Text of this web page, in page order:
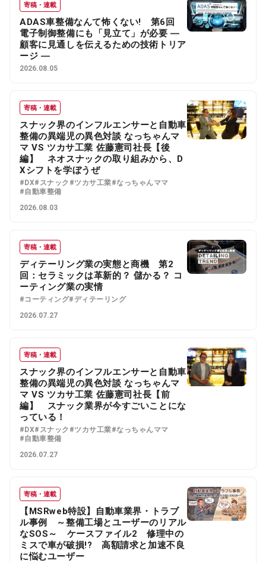
寄稿・連載
ADAS車整備なんて怖くない! 第6回
電子制御整備にも「見立て」が必要 ―
顧客に見通しを伝えるための技術トリア
ージ ―
2026.08.05
寄稿・連載
スナック界のインフルエンサーと自動車
整備の異端児の異色対談 なっちゃんマ
マ VS ツカサ工業 佐藤憲司社長【後
編】 ネオスナックの取り組みから、D
Xシフトを学ぼうぜ
#DX#スナック #ツカサ工業#なっちゃんママ
#自動車整備
2026.08.03
寄稿・連載
ディテーリング業の実態と商機 第2
回：セラミックは革新的？ 儲かる？ コ
ーティング業の実情
#コーティング#ディテーリング
2026.07.27
寄稿・連載
スナック界のインフルエンサーと自動車
整備の異端児の異色対談 なっちゃんマ
マ VS ツカサ工業 佐藤憲司社長【前
編】 スナック業界が今すごいことにな
っている！
#DX#スナック #ツカサ工業#なっちゃんママ
#自動車整備
2026.07.27
寄稿・連載
【MSRweb特設】自動車業界・トラブ
ル事例 ～整備工場とユーザーのリアル
なSOS～ ケースファイル2 修理中の
ミスで車が破損!? 高額請求と加速不良
に悩むユーザー